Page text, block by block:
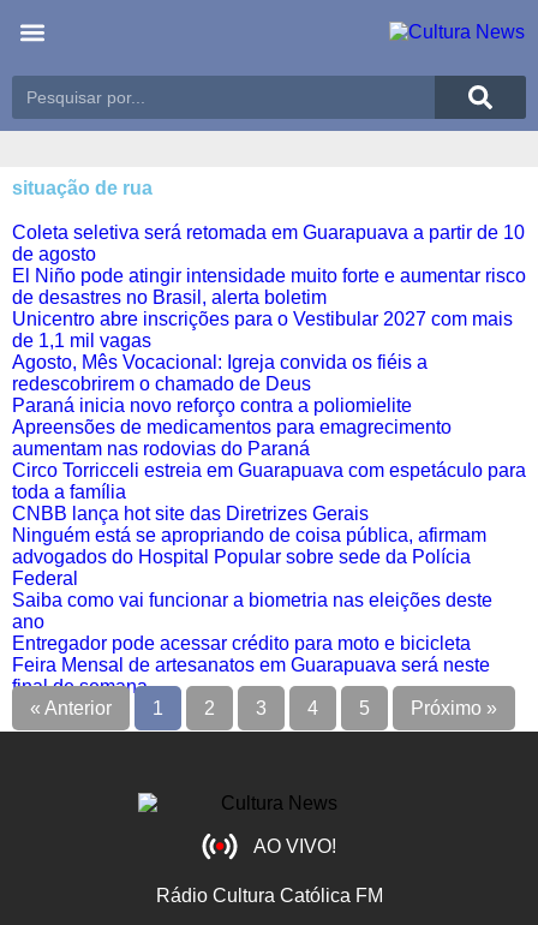
situação de rua
Coleta seletiva será retomada em Guarapuava a partir de 10
de agosto
El Niño pode atingir intensidade muito forte e aumentar risco
de desastres no Brasil, alerta boletim
Unicentro abre inscrições para o Vestibular 2027 com mais
de 1,1 mil vagas
Agosto, Mês Vocacional: Igreja convida os fiéis a
redescobrirem o chamado de Deus
Paraná inicia novo reforço contra a poliomielite
Apreensões de medicamentos para emagrecimento
aumentam nas rodovias do Paraná
Circo Torricceli estreia em Guarapuava com espetáculo para
toda a família
CNBB lança hot site das Diretrizes Gerais
Ninguém está se apropriando de coisa pública, afirmam
advogados do Hospital Popular sobre sede da Polícia
Federal
Saiba como vai funcionar a biometria nas eleições deste
ano
Entregador pode acessar crédito para moto e bicicleta
Feira Mensal de artesanatos em Guarapuava será neste
final de semana
« Anterior
1 2 3 4 5 Próximo »
AO VIVO!
Rádio Cultura Católica FM